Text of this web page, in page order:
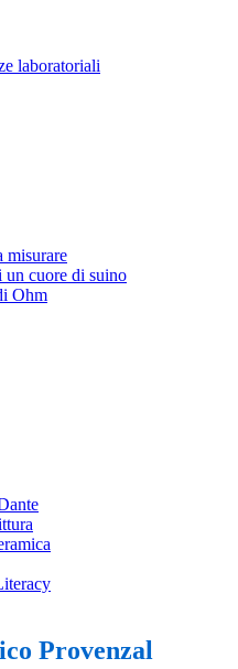
laboratoriali
misurare
un cuore di suino
Ohm
Provenzal